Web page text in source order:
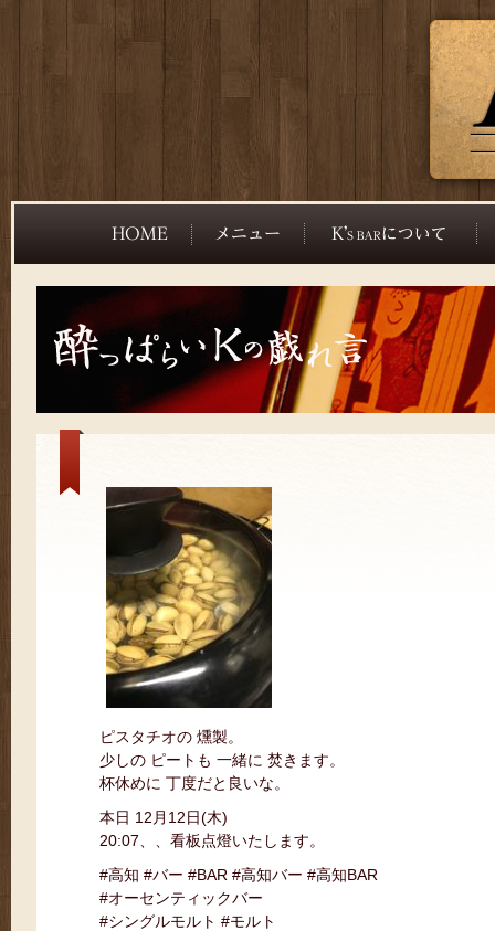
ピスタチオの 燻製。
少しの ピートも 一緒に 焚きます。
杯休めに 丁度だと良いな。
本日 12月12日(木)
20:07、、看板点燈いたします。
#高知 #バー #BAR #高知バー #高知BAR
#オーセンティックバー
#シングルモルト #モルト